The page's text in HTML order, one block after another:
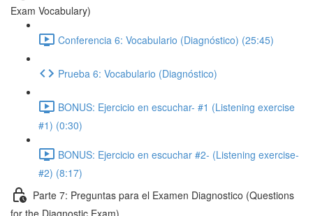
Exam Vocabulary)
Conferencia 6: Vocabulario (Diagnóstico) (25:45)
Prueba 6: Vocabulario (Diagnóstico)
BONUS: Ejercicio en escuchar- #1 (Listening exercise
#1) (0:30)
BONUS: Ejercicio en escuchar #2- (Listening exercise-
#2) (8:17)
Parte 7: Preguntas para el Examen Diagnostico (Questions
for the Diagnostic Exam)